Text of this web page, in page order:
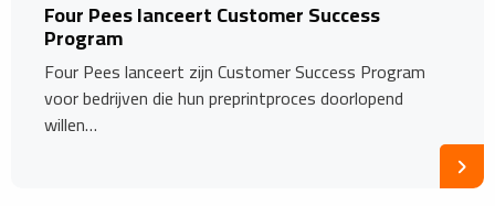
Four Pees lanceert Customer Success
Program
Four Pees lanceert zijn Customer Success Program
voor bedrijven die hun preprintproces doorlopend
willen…